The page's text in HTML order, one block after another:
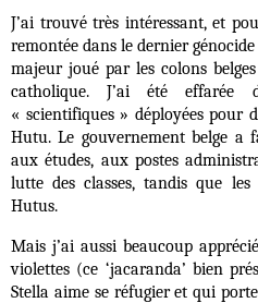
J’ai trouvé très intéressant, et
remontée dans le dernier
majeur joué par les colons
catholique. J’ai été effarée
« scientifiques » déployées pour
Hutu. Le gouvernement belge a
aux études, aux postes
lutte des classes, tandis que
Hutus.
Mais j’ai aussi beaucoup
violettes (ce ‘jacaranda’ bien
Stella aime se réfugier et qui